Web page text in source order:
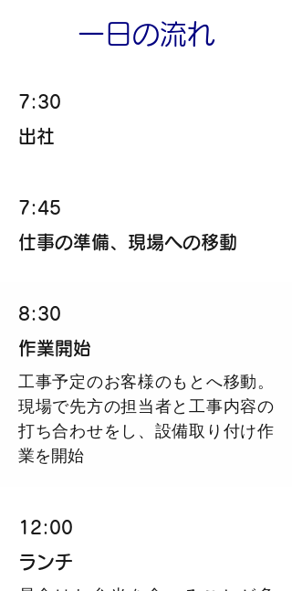
一日の流れ
7:30
出社
7:45
仕事の準備、現場への移動
8:30
作業開始
工事予定のお客様のもとへ移動。
現場で先方の担当者と工事内容の
打ち合わせをし、設備取り付け作
業を開始
12:00
ランチ